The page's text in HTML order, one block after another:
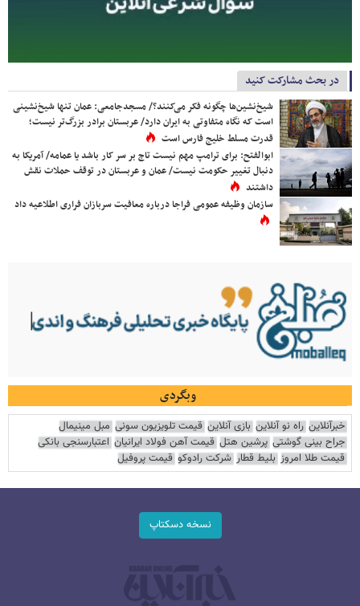
در بحث مشارکت کنید
شیخ‌نشین‌ها چگونه فکر می‌کنند؟/ مسجدجامعی: عمان تنها شیخ‌نشینی
است که نگاه متفاوتی به ایران دارد/ عربستان برادر بزرگ‌تر نیست؛
قدرت مسلط خلیج فارس است
ابوالفتح: برای ترامپ مهم نیست تاج بر سر کار باشد یا عمامه/ آمریکا به
دنبال تغییر حکومت نیست/ عمان و عربستان در توقف حملات نقش
داشتند
سازمان وظیفه عمومی فراجا درباره معافیت سربازان فراری اطلاعیه داد
وبگردی
خبرآنلاین راه نو آنلاین بازی آنلاین قیمت تلویزیون سونی مبل مینیمال
جراح بینی گوشتی پرشین هتل قیمت آهن فولاد ایرانیان اعتبارسنجی بانکی
قیمت طلا امروز بلیط قطار شرکت رادوکو قیمت پروفیل
نسخه دسکتاپ